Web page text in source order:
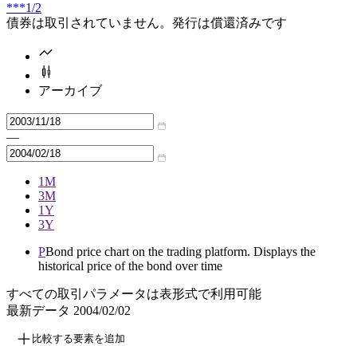
***1/2
債券は取引されていません。発行は償還済みです
アーカイブ
—
1M
3M
1Y
3Y
PBond price chart on the trading platform. Displays the
historical price of the bond over time
すべての取引パラメータは表形式で利用可能
最新データ 2004/02/02
比較する要素を追加